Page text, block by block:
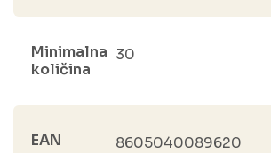
Minimalna
količina
30
EAN 8605040089620